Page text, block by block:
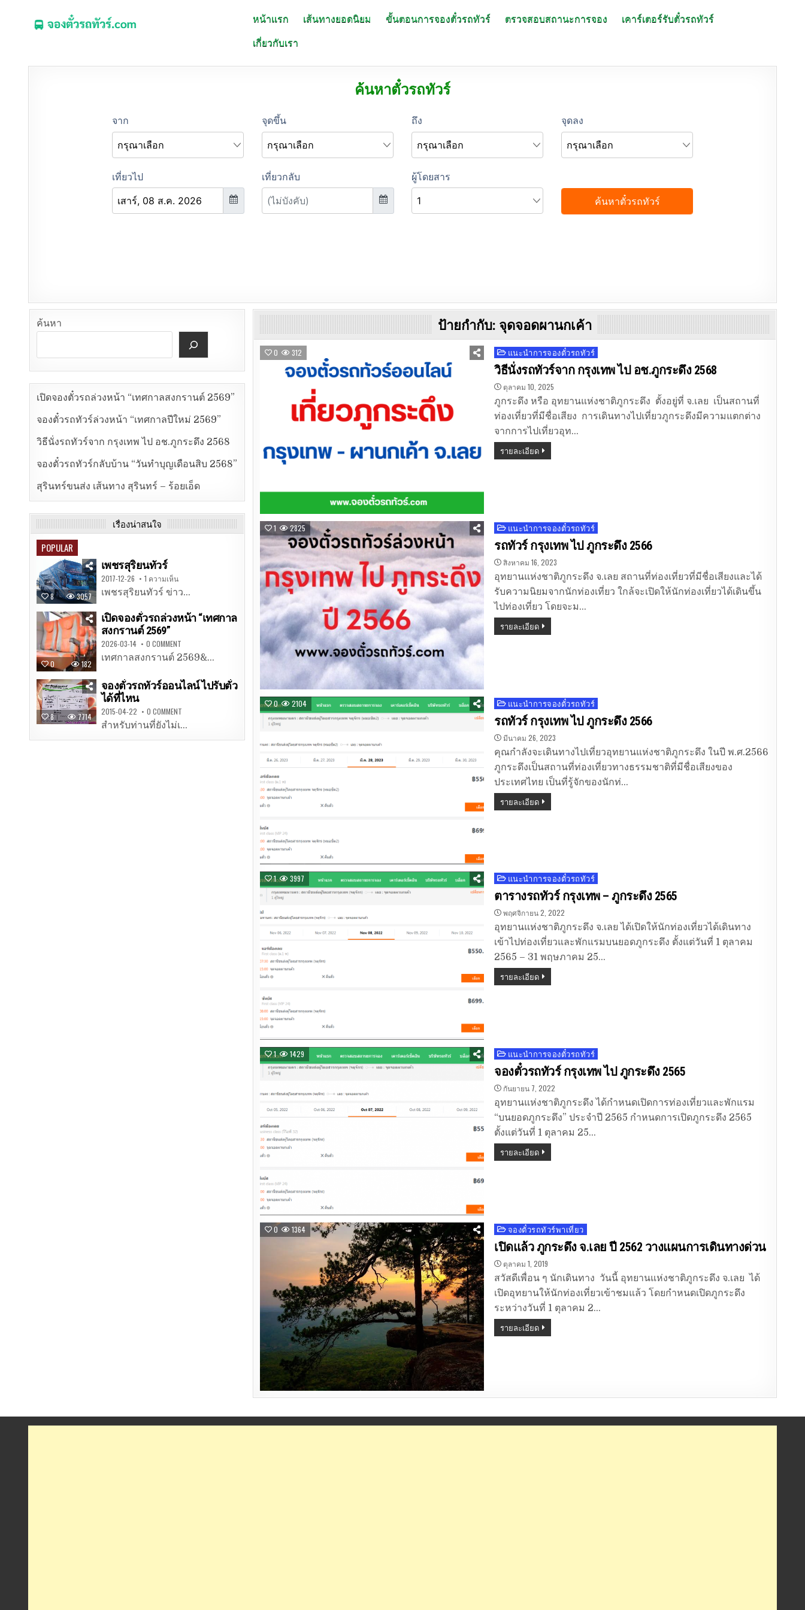
หน้าแรก เส้นทางยอดนิยม ขั้นตอนการจองตั๋วรถทัวร์ ตรวจสอบสถานะการจอง
เคาร์เตอร์รับตั๋วรถทัวร์
เกี่ยวกับเรา
ค้นหาตั๋วรถทัวร์
ป้ายกำกับ: จุดจอดผานกเค้า
0 312
Posted
in
แนะนำการจองตั๋วรถทัวร์
วิธีนั่งรถทัวร์จาก กรุงเทพ ไป อช.ภูกระดึง 2568
ตุลาคม 10, 2025
ภูกระดึง หรือ อุทยานแห่งชาติภูกระดึง ตั้งอยู่ที่ จ.เลย เป็นสถานที่
ท่องเที่ยวที่มีชื่อเสียง การเดินทางไปเที่ยวภูกระดึงมีความแตกต่าง
จากการไปเที่ยวอุท…
รายละเอียด
1 2825
Posted
in
แนะนำการจองตั๋วรถทัวร์
รถทัวร์ กรุงเทพ ไป ภูกระดึง 2566
สิงหาคม 16, 2023
อุทยานแห่งชาติภูกระดึง จ.เลย สถานที่ท่องเที่ยวที่มีชื่อเสียงและได้
รับความนิยมจากนักท่องเที่ยว ใกล้จะเปิดให้นักท่องเที่ยวได้เดินขึ้น
ไปท่องเที่ยว โดยจะม…
รายละเอียด
0 2104
Posted
in
แนะนำการจองตั๋วรถทัวร์
รถทัวร์ กรุงเทพ ไป ภูกระดึง 2566
มีนาคม 26, 2023
คุณกำลังจะเดินทางไปเที่ยวอุทยานแห่งชาติภูกระดึง ในปี พ.ศ.2566
ภูกระดึงเป็นสถานที่ท่องเที่ยวทางธรรมชาติที่มีชื่อเสียงของ
ประเทศไทย เป็นที่รู้จักของนักท่…
รายละเอียด
1 3997
Posted
in
แนะนำการจองตั๋วรถทัวร์
ตารางรถทัวร์ กรุงเทพ – ภูกระดึง 2565
พฤศจิกายน 2, 2022
อุทยานแห่งชาติภูกระดึง จ.เลย ได้เปิดให้นักท่องเที่ยวได้เดินทาง
เข้าไปท่องเที่ยวและพักแรมบนยอดภูกระดึง ตั้งแต่วันที่ 1 ตุลาคม
2565 – 31 พฤษภาคม 25…
รายละเอียด
1 1429
Posted
in
แนะนำการจองตั๋วรถทัวร์
จองตั๋วรถทัวร์ กรุงเทพ ไป ภูกระดึง 2565
กันยายน 7, 2022
อุทยานแห่งชาติภูกระดึง ได้กำหนดเปิดการท่องเที่ยวและพักแรม
“บนยอดภูกระดึง” ประจำปี 2565 กำหนดการเปิดภูกระดึง 2565
ตั้งแต่วันที่ 1 ตุลาคม 25…
รายละเอียด
0 1364
Posted
in
จองตั๋วรถทัวร์พาเที่ยว
เปิดแล้ว ภูกระดึง จ.เลย ปี 2562 วางแผนการเดินทางด่วน
ตุลาคม 1, 2019
สวัสดีเพื่อน ๆ นักเดินทาง วันนี้ อุทยานแห่งชาติภูกระดึง จ.เลย ได้
เปิดอุทยานให้นักท่องเที่ยวเข้าชมแล้ว โดยกำหนดเปิดภูกระดึง
ระหว่างวันที่ 1 ตุลาคม 2…
รายละเอียด
ค้นหา
เปิดจองตั๋วรถล่วงหน้า “เทศกาลสงกรานต์ 2569”
จองตั๋วรถทัวร์ล่วงหน้า “เทศกาลปีใหม่ 2569”
วิธีนั่งรถทัวร์จาก กรุงเทพ ไป อช.ภูกระดึง 2568
จองตั๋วรถทัวร์กลับบ้าน “วันทำบุญเดือนสิบ 2568”
สุรินทร์ขนส่ง เส้นทาง สุรินทร์ – ร้อยเอ็ด
เรื่องน่าสนใจ
POPULAR
8 3057
เพชรสุริยนทัวร์
2017-12-26 1 ความเห็น
เพชรสุริยนทัวร์ ข่าว...
0 182
เปิดจองตั๋วรถล่วงหน้า “เทศกาล
สงกรานต์ 2569”
2026-03-14 0 COMMENT
เทศกาลสงกรานต์ 2569&...
8 7714
จองตั๋วรถทัวร์ออนไลน์ ไปรับตั๋ว
ได้ที่ไหน
2015-04-22 0 COMMENT
สำหรับท่านที่ยังไม่เ...